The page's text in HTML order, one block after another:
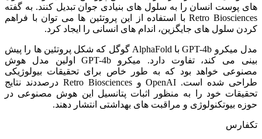
های پوست انسان را به سلول‌ های بنیادی جوان تبدیل کنند. به گفته
Retro Biosciences با استفاده از این پروتئین‌ ها می‌ توان با فراهم
کردن سلول‌ های جایگزین، اندام‌ های انسانی را ایجاد کرد.
مدل میکرو GPT-4b با AlphaFold گوگل که شکل پروتئین‌ ها را پیش
بینی می‌ کند، تفاوت دارد. میکرو GPT-4b اولین مدل هوش
مصنوعی خواهد بود که به طور خاص برای تحقیقات بیولوژیکی
طراحی شده است. OpenAI و Retro Biosciences درصددند نتایج
تحقیقات خود را به منظور اثبات پتانسیل این هوش مصنوعی در
حوزه بیوتکنولوژی و مراقبت‌ های بهداشتی انتشار دهند.
تکفارس